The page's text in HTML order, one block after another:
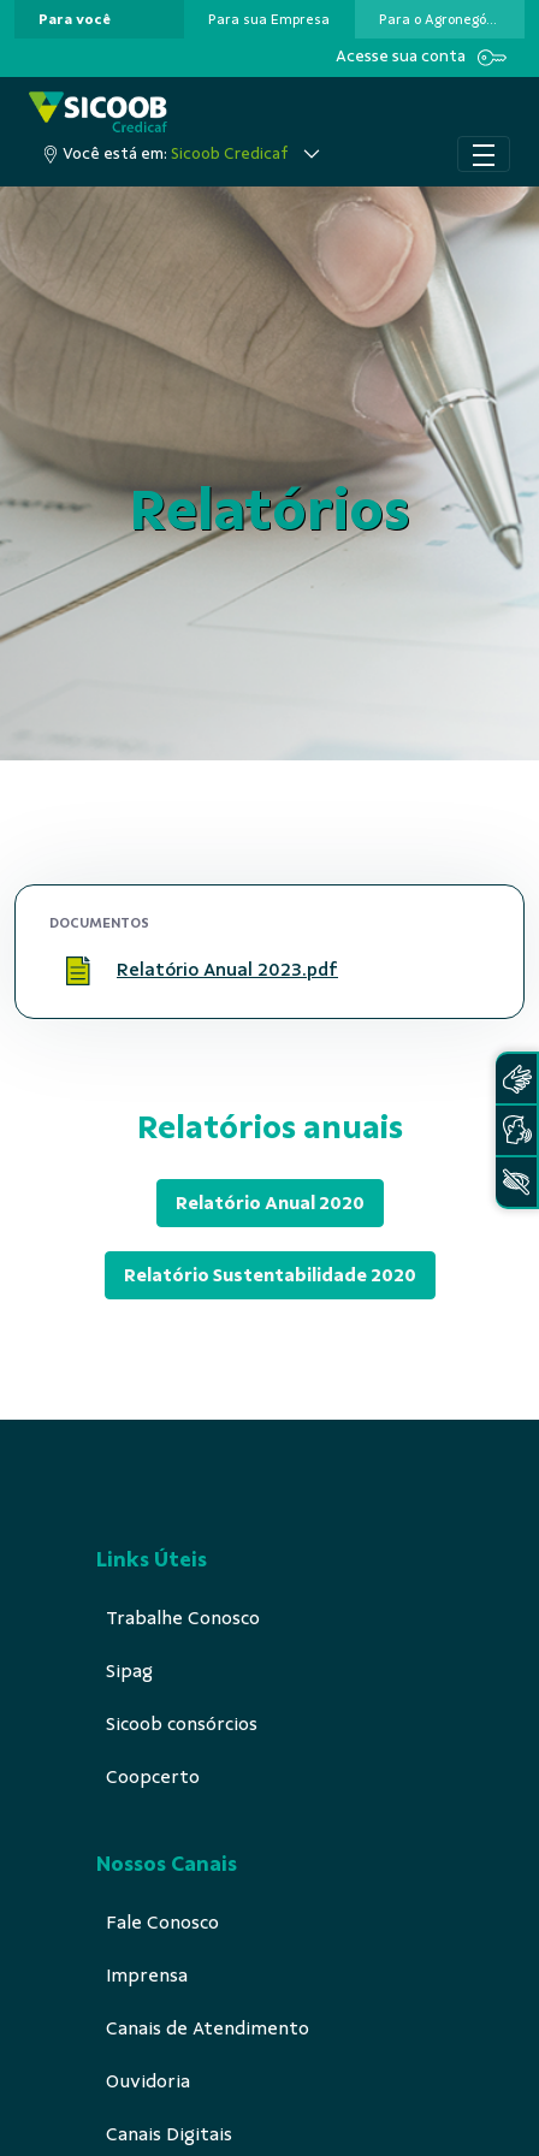
Pular para o Conteúdo principal
Para você Para sua Empresa Para o Agronegócio
Acesse sua conta
Você está em: Sicoob Credicaf
Relatórios
DOCUMENTOS
Relatório Anual 2023.pdf
Relatórios anuais
Relatório Anual 2020
Relatório Sustentabilidade 2020
Links Úteis
Trabalhe Conosco
Sipag
Sicoob consórcios
Coopcerto
Nossos Canais
Fale Conosco
Imprensa
Canais de Atendimento
Ouvidoria
Canais Digitais